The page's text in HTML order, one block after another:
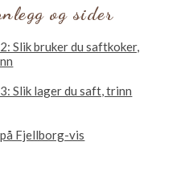
og sider
Slik bruker du saftkoker,
Slik lager du saft, trinn
Fjellborg-vis